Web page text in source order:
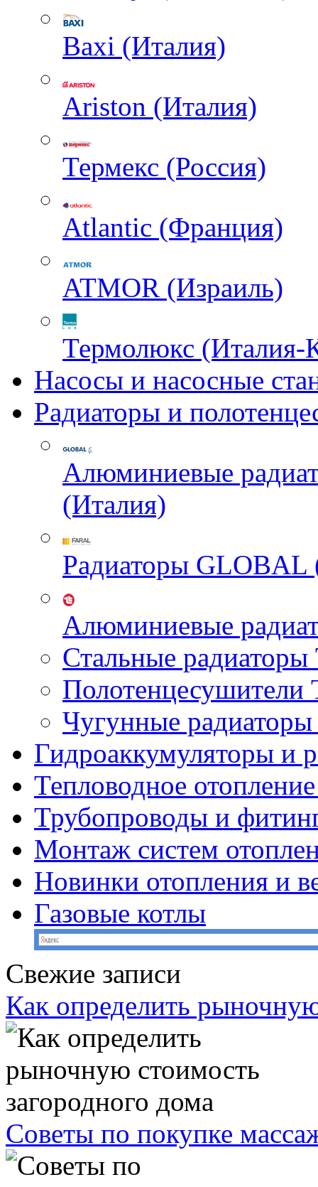
Baxi (Италия)
Ariston (Италия)
Термекс (Россия)
Atlantic (Франция)
ATMOR (Израиль)
Термолюкс (Италия-
Насосы и насосные
Радиаторы и
Алюминиевые
(Италия)
Радиаторы GLOBAL
Алюминиевые
Стальные
Чугунные
Гидроаккумуляторы и
Тепловодное
Трубопроводы и
Монтаж систем
Новинки отопления и
Газовые котлы
Свежие записи
Как определить
Советы по покупке